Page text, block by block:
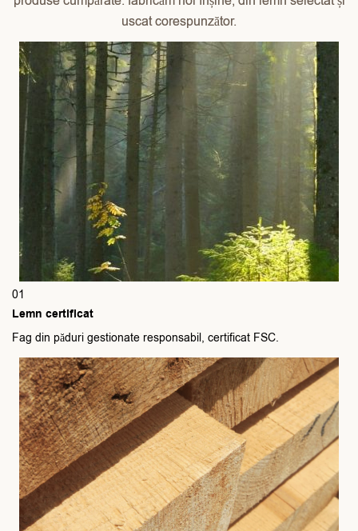
uscat corespunzător.
01
Lemn certificat
Fag din păduri gestionate responsabil, certificat FSC.